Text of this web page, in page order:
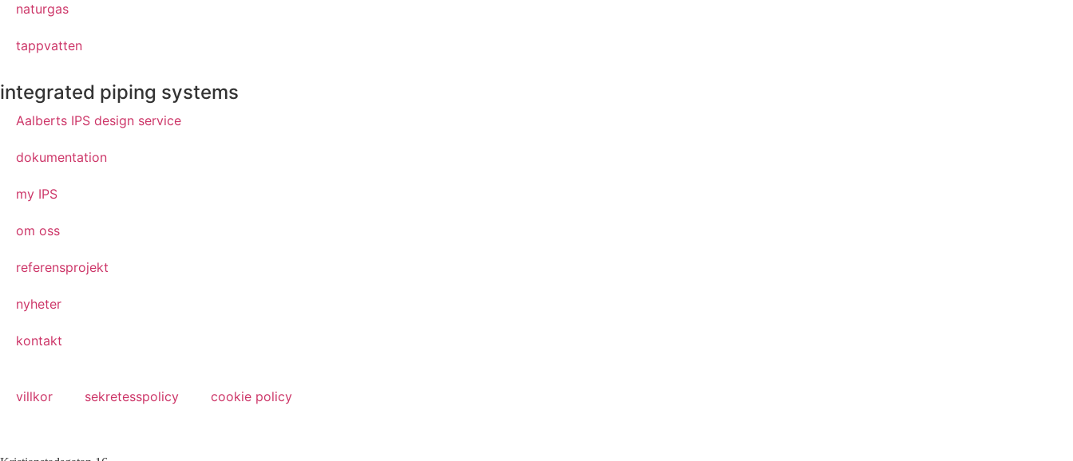
naturgas
tappvatten
integrated piping systems
Aalberts IPS design service
dokumentation
my IPS
om oss
referensprojekt
nyheter
kontakt
villkor sekretesspolicy cookie policy